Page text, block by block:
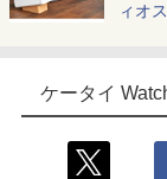
ィオ
ケータイ